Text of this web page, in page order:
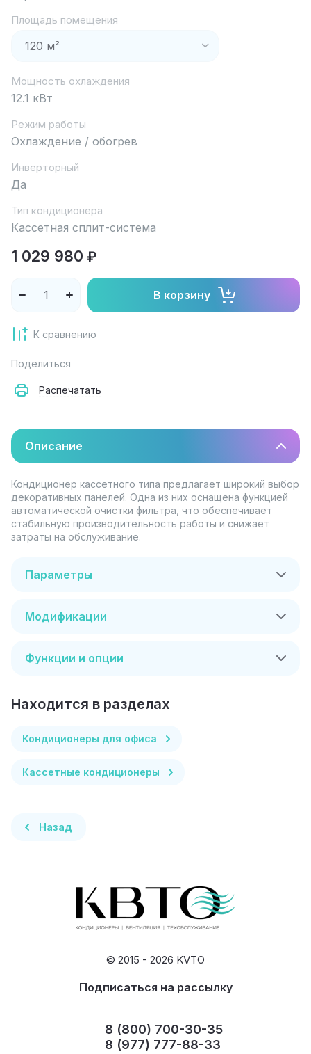
Площадь помещения
Мощность охлаждения
12.1 кВт
Режим работы
Охлаждение / обогрев
Инверторный
Да
Тип кондиционера
Кассетная сплит-система
1 029 980 ₽
В корзину
К сравнению
Поделиться
Распечатать
Описание
Кондиционер кассетного типа предлагает широкий выбор
декоративных панелей. Одна из них оснащена функцией
автоматической очистки фильтра, что обеспечивает
стабильную производительность работы и снижает
затраты на обслуживание.
Параметры
Модификации
Функции и опции
Находится в разделах
Кондиционеры для офиса
Кассетные кондиционеры
Назад
© 2015 - 2026 KVTO
Подписаться на рассылку
8 (800) 700-30-35
8 (977) 777-88-33